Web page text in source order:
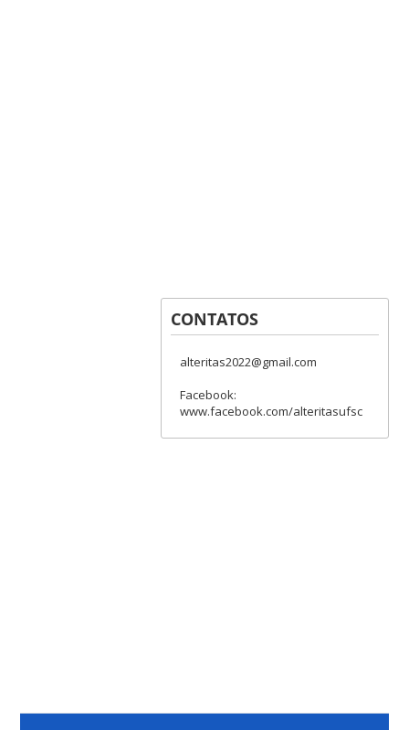
CONTATOS
alteritas2022@gmail.com
Facebook:
www.facebook.com/alteritasufsc